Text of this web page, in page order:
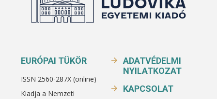
EURÓPAI TÜKÖR
ISSN 2560-287X (online)
Kiadja a Nemzeti
ADATVÉDELMI
NYILATKOZAT
KAPCSOLAT